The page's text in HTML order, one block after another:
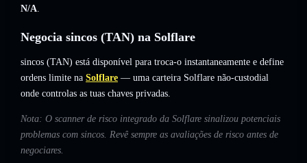
N/A.
Negocia sincos (TAN) na Solflare
sincos (TAN) está disponível para troca-o instantaneamente e define
ordens limite na Solflare — uma carteira Solflare não-custodial
onde controlas as tuas chaves privadas.
Nota: O scanner de risco integrado da Solflare sinalizou potenciais
problemas com sincos. Revê sempre as avaliações de risco antes de
negociares.